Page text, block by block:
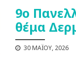
9ο
θέμα
30 ΜΑΪ́ΟΥ, 2026